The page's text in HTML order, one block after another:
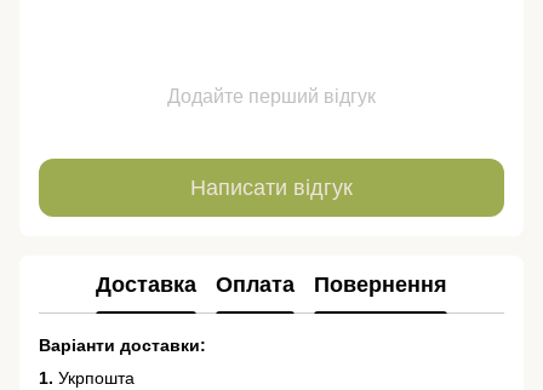
Додайте перший відгук
Написати відгук
Доставка Оплата Повернення
Варіанти доставки:
1. Укрпошта